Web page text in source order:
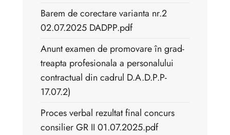
Barem de corectare varianta nr.2
02.07.2025 DADPP.pdf
Anunt examen de promovare în grad-
treapta profesionala a personalului
contractual din cadrul D.A.D.P.P-
17.07.2)
Proces verbal rezultat final concurs
consilier GR II 01.07.2025.pdf